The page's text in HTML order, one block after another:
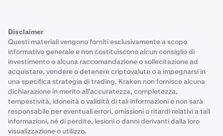
Disclaimer
Questi materiali vengono forniti esclusivamente a scopo
informativo generale e non costituiscono alcun consiglio di
investimento o alcuna raccomandazione o sollecitazione ad
acquistare, vendere o detenere criptovalute o a impegnarsi in
una specifica strategia di trading. Kraken non fornisce alcuna
dichiarazione in merito all'accuratezza, completezza,
tempestività, idoneità o validità di tali informazioni e non sarà
responsabile per eventuali errori, omissioni o ritardi relativi a tali
informazioni, né di perdite, lesioni o danni derivanti dalla loro
visualizzazione o utilizzo.